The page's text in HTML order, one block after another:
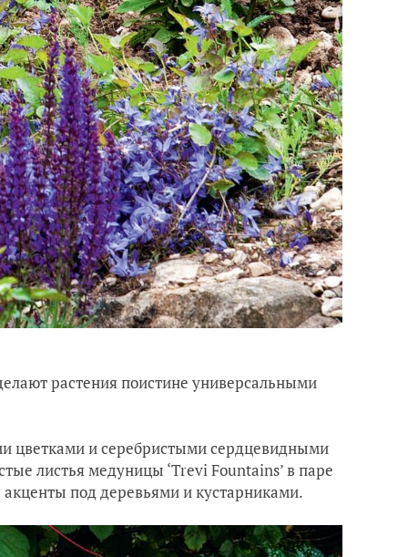
растения поистине универсальными
цветками и серебристыми сердцевидными
листья медуницы ‘Trevi Fountains’ в паре
под деревьями и кустарниками.